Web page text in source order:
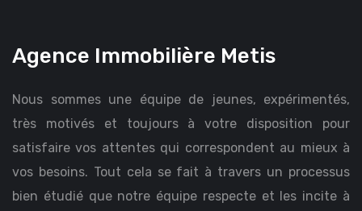
Agence Immobilière Metis
Nous sommes une équipe de jeunes, expérimentés,
très motivés et toujours à votre disposition pour
satisfaire vos attentes qui correspondent au mieux à
vos besoins. Tout cela se fait à travers un processus
bien étudié que notre équipe respecte et les incite à